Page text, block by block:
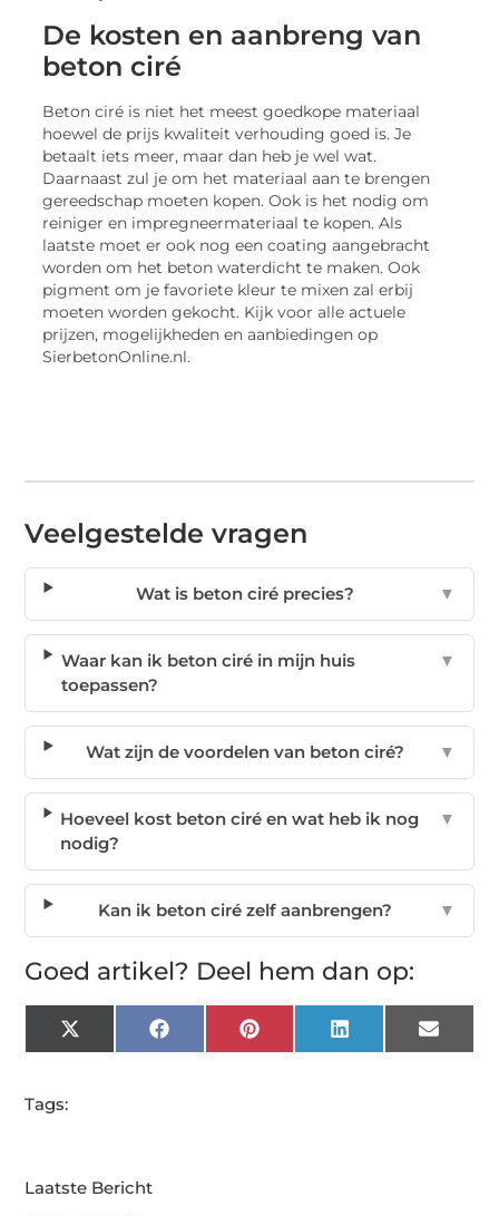
De kosten en aanbreng van
beton ciré
Beton ciré is niet het meest goedkope materiaal
hoewel de prijs kwaliteit verhouding goed is. Je
betaalt iets meer, maar dan heb je wel wat.
Daarnaast zul je om het materiaal aan te brengen
gereedschap moeten kopen. Ook is het nodig om
reiniger en impregneermateriaal te kopen. Als
laatste moet er ook nog een coating aangebracht
worden om het beton waterdicht te maken. Ook
pigment om je favoriete kleur te mixen zal erbij
moeten worden gekocht. Kijk voor alle actuele
prijzen, mogelijkheden en aanbiedingen op
SierbetonOnline.nl.
Veelgestelde vragen
Wat is beton ciré precies? ▼
Waar kan ik beton ciré in mijn huis
toepassen?
▼
Wat zijn de voordelen van beton ciré? ▼
Hoeveel kost beton ciré en wat heb ik nog
nodig?
▼
Kan ik beton ciré zelf aanbrengen? ▼
Goed artikel? Deel hem dan op:
X
(Twitter)
FacebookPinterest LinkedIn Email
Tags:
Laatste Bericht